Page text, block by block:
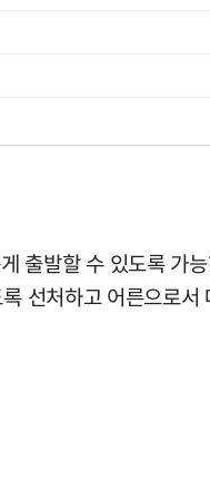
출발할 수 있도록 가
선처하고 어른으로